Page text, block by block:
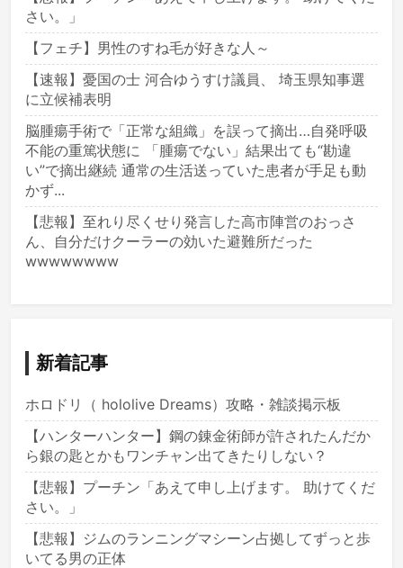
さい。」
【フェチ】男性のすね毛が好きな人～
【速報】憂国の士 河合ゆうすけ議員、 埼玉県知事選
に立候補表明
脳腫瘍手術で「正常な組織」を誤って摘出…自発呼吸
不能の重篤状態に 「腫瘍でない」結果出ても“勘違
い”で摘出継続 通常の生活送っていた患者が手足も動
かず...
【悲報】至れり尽くせり発言した高市陣営のおっさ
ん、自分だけクーラーの効いた避難所だった
wwwwwwww
新着記事
ホロドリ（ hololive Dreams）攻略・雑談掲示板
【ハンターハンター】鋼の錬金術師が許されたんだか
ら銀の匙とかもワンチャン出てきたりしない？
【悲報】プーチン「あえて申し上げます。 助けてくだ
さい。」
【悲報】ジムのランニングマシーン占拠してずっと歩
いてる男の正体